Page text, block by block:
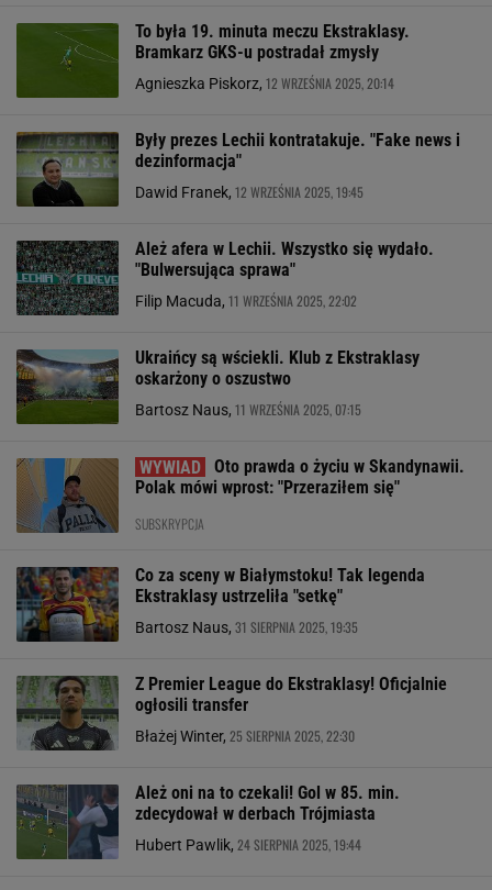
To była 19. minuta meczu Ekstraklasy.
Bramkarz GKS-u postradał zmysły
Agnieszka Piskorz, 12 WRZEŚNIA 2025, 20:14
Były prezes Lechii kontratakuje. "Fake news i
dezinformacja"
Dawid Franek, 12 WRZEŚNIA 2025, 19:45
Ależ afera w Lechii. Wszystko się wydało.
"Bulwersująca sprawa"
Filip Macuda, 11 WRZEŚNIA 2025, 22:02
Ukraińcy są wściekli. Klub z Ekstraklasy
oskarżony o oszustwo
Bartosz Naus, 11 WRZEŚNIA 2025, 07:15
Oto prawda o życiu w Skandynawii.
Polak mówi wprost: "Przeraziłem się"
SUBSKRYPCJA
Co za sceny w Białymstoku! Tak legenda
Ekstraklasy ustrzeliła "setkę"
Bartosz Naus, 31 SIERPNIA 2025, 19:35
Z Premier League do Ekstraklasy! Oficjalnie
ogłosili transfer
Błażej Winter, 25 SIERPNIA 2025, 22:30
Ależ oni na to czekali! Gol w 85. min.
zdecydował w derbach Trójmiasta
Hubert Pawlik, 24 SIERPNIA 2025, 19:44